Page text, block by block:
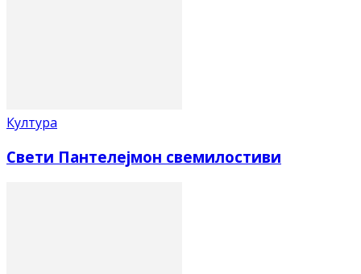
Култура
Свети Пантелејмон свемилостиви